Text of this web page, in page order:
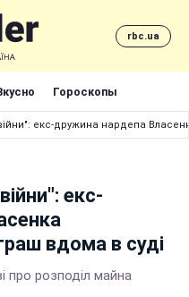
rbc.ua
Гороскопы
війни": екс-дружина нардепа
екс-
вдома в суді
про розподіл майна